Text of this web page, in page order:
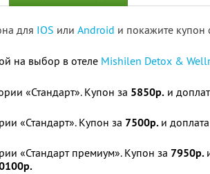
для IOS или Android и покажите купон
на выбор в отеле Mishilen Detox &
«Стандарт». Купон за 5850р. и
«Стандарт». Купон за 7500р. и
«Стандарт премиум». Купон за 7950р.